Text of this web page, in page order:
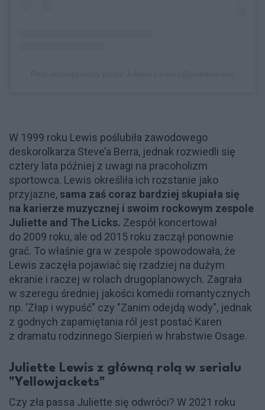
W 1999 roku Lewis poślubiła zawodowego
deskorolkarza Steve’a Berra, jednak rozwiedli się
cztery lata później z uwagi na pracoholizm
sportowca. Lewis określiła ich rozstanie jako
przyjazne, sama zaś coraz bardziej skupiała się
na karierze muzycznej i swoim rockowym zespole
Juliette and The Licks. Zespół koncertował
do 2009 roku, ale od 2015 roku zaczął ponownie
grać. To właśnie gra w zespole spowodowała, że
Lewis zaczęła pojawiać się rzadziej na dużym
ekranie i raczej w rolach drugoplanowych. Zagrała
w szeregu średniej jakości komedii romantycznych
np. 'Złap i wypuść" czy "Zanim odejdą wody", jednak
z godnych zapamiętania ról jest postać Karen
z dramatu rodzinnego Sierpień w hrabstwie Osage.
Juliette Lewis z główną rolą w serialu
"Yellowjackets"
Czy zła passa Juliette się odwróci? W 2021 roku